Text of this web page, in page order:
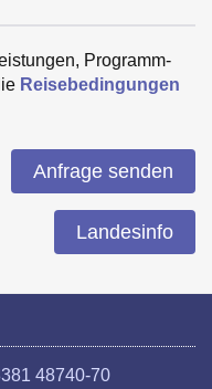
Programm-
Reisebedingungen
Anfrage senden
Landesinfo
48740-70